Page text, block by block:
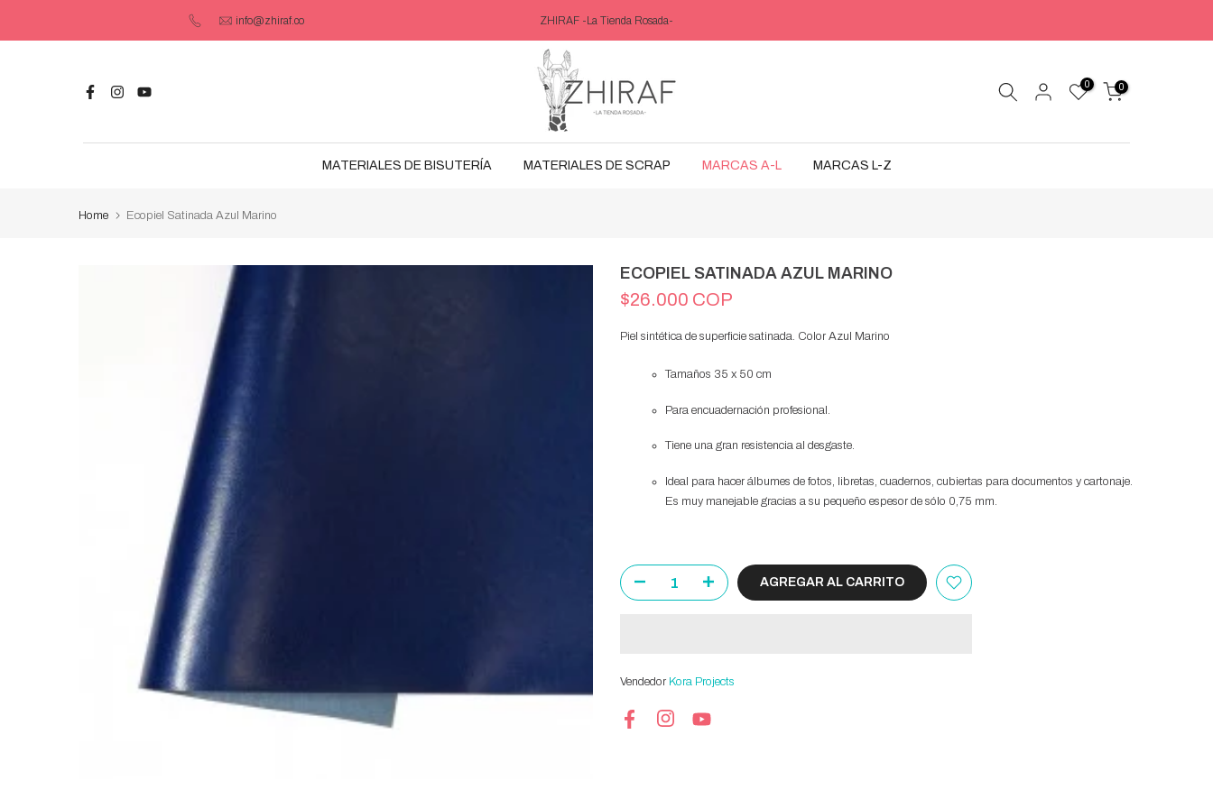
contenido
info@zhiraf.co ZHIRAF -La Tienda Rosada-
0 0
MATERIALES DE BISUTERÍA MATERIALES DE SCRAP MARCAS A-L MARCAS L-Z
Home Ecopiel Satinada Azul Marino
ECOPIEL SATINADA AZUL MARINO
$26.000 COP
Piel sintética de superficie satinada. Color Azul Marino
Tamaños 35 x 50 cm
Para encuadernación profesional.
Tiene una gran resistencia al desgaste.
Ideal para hacer álbumes de fotos, libretas, cuadernos, cubiertas para documentos y cartonaje.
Es muy manejable gracias a su pequeño espesor de sólo 0,75 mm.
AGREGAR AL CARRITO
Vendedor Kora Projects